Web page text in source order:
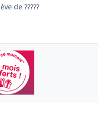
de ?????